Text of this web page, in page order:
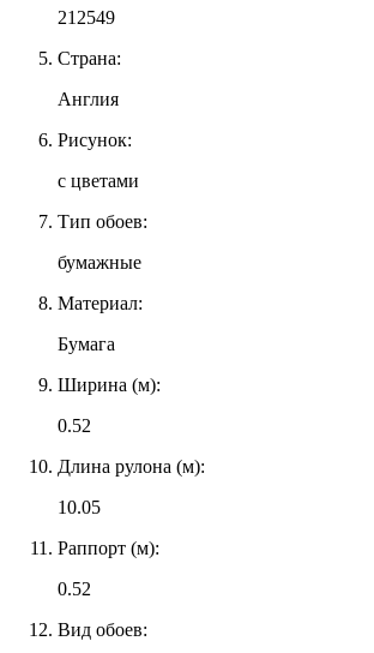
212549
Страна:
Англия
Рисунок:
с цветами
Тип обоев:
бумажные
Материал:
Бумага
Ширина (м):
0.52
Длина рулона (м):
10.05
Раппорт (м):
0.52
Вид обоев: